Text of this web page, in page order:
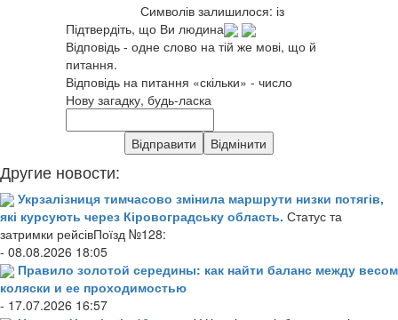
Символів залишилося: із
Підтвердіть, що Ви людина
Відповідь - одне слово на тій же мові, що й
питання.
Відповідь на питання «скільки» - число
Нову загадку, будь-ласка
Другие новости:
Укрзалізниця тимчасово змінила маршрути низки потягів,
які курсують через Кіровоградську область. Статус та
затримки рейсівПоїзд №128:
- 08.08.2026 18:05
Правило золотой середины: как найти баланс между весом
коляски и ее проходимостью
- 17.07.2026 16:57